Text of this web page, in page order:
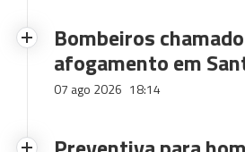
Bombeiros
afogamento em
07 ago 2026 18:14